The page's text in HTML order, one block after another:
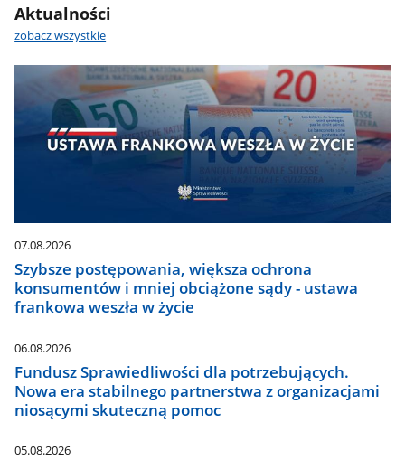
Aktualności
zobacz wszystkie
07.08.2026
Szybsze postępowania, większa ochrona
konsumentów i mniej obciążone sądy - ustawa
frankowa weszła w życie
06.08.2026
Fundusz Sprawiedliwości dla potrzebujących.
Nowa era stabilnego partnerstwa z organizacjami
niosącymi skuteczną pomoc
05.08.2026